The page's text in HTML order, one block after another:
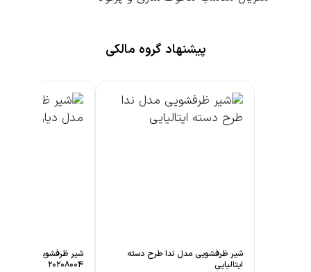
پیشنهاد گروه مالکی
شیر ظرفشویی مدل ندا طرح دسته
ایتالیایی
شیر ظرفشویی ایران گروه مدل
20208004